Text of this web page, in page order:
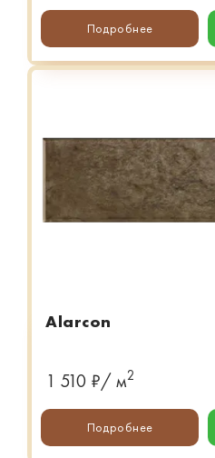
Подробнее
Alarcon
1 510 ₽/ м2
Подробнее